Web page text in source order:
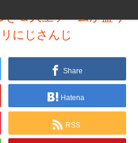
き＆人生ゲームが盛り
にじさんじ
Share
Hatena
RSS